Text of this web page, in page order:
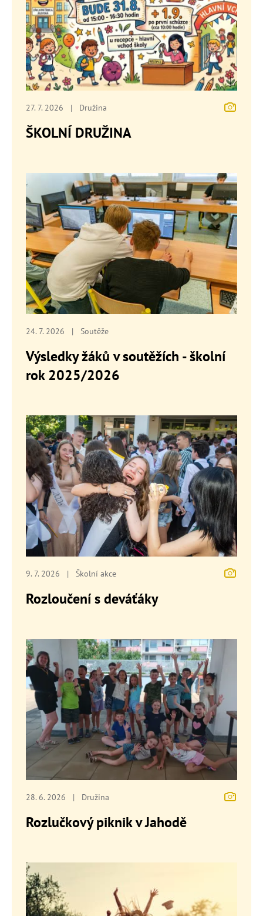
27. 7. 2026 | Družina
ŠKOLNÍ DRUŽINA
24. 7. 2026 | Soutěže
Výsledky žáků v soutěžích - školní
rok 2025/2026
9. 7. 2026 | Školní akce
Rozloučení s deváťáky
28. 6. 2026 | Družina
Rozlučkový piknik v Jahodě